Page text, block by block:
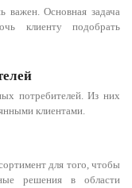
важен. Основная задача
клиенту подобрать
потребителей. Из них
клиентами.
для того, чтобы
решения в области